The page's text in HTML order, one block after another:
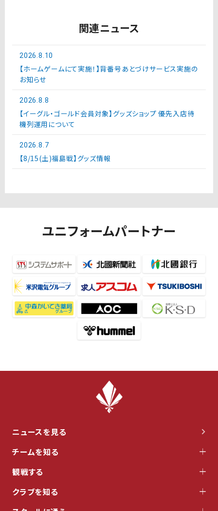
関連ニュース
2026.8.10
【ホームゲームにて実施！】背番号あとづけサービス実施の
お知らせ
2026.8.8
【イーグル・ゴールド会員対象】グッズショップ 優先入店待
機列運用について
2026.8.7
【8/15(土)福島戦】グッズ情報
ユニフォームパートナー
ニュースを見る
チームを知る
観戦する
クラブを知る